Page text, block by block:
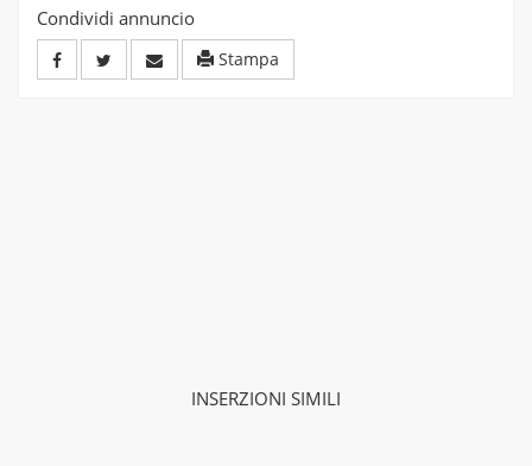
Condividi annuncio
Stampa
INSERZIONI SIMILI